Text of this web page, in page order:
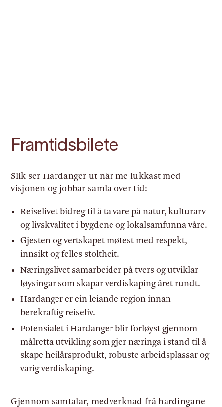
Framtidsbilete
Slik ser Hardanger ut når me lukkast med
visjonen og jobbar samla over tid:
Reiselivet bidreg til å ta vare på natur, kulturarv
og livskvalitet i bygdene og lokalsamfunna våre.
Gjesten og vertskapet møtest med respekt,
innsikt og felles stoltheit.
Næringslivet samarbeider på tvers og utviklar
løysingar som skapar verdiskaping året rundt.
Hardanger er ein leiande region innan
berekraftig reiseliv.
Potensialet i Hardanger blir forløyst gjennom
målretta utvikling som gjer næringa i stand til å
skape heilårsprodukt, robuste arbeidsplassar og
varig verdiskaping.
Gjennom samtalar, medverknad frå hardingane